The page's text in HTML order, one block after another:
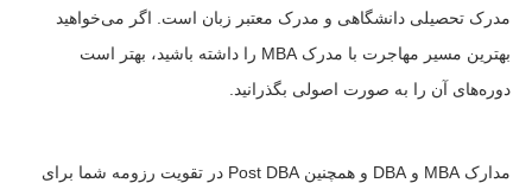
مدرک تحصیلی دانشگاهی و مدرک معتبر زبان است. اگر می‌خواهید
بهترین مسیر مهاجرت با مدرک MBA را داشته باشید، بهتر است
دوره‌های آن را به صورت اصولی بگذرانید.
مدارک MBA و DBA و همچنین Post DBA در تقویت رزومه شما برای